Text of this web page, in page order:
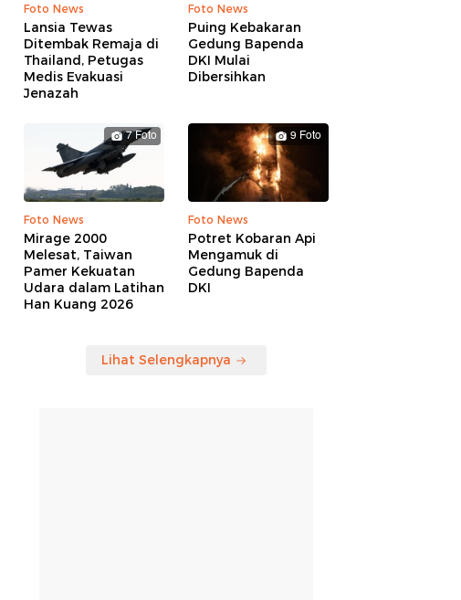
Foto News
Lansia Tewas
Ditembak Remaja di
Thailand, Petugas
Medis Evakuasi
Jenazah
Foto News
Puing Kebakaran
Gedung Bapenda
DKI Mulai
Dibersihkan
7 Foto
Foto News
Mirage 2000
Melesat, Taiwan
Pamer Kekuatan
Udara dalam Latihan
Han Kuang 2026
9 Foto
Foto News
Potret Kobaran Api
Mengamuk di
Gedung Bapenda
DKI
Lihat Selengkapnya